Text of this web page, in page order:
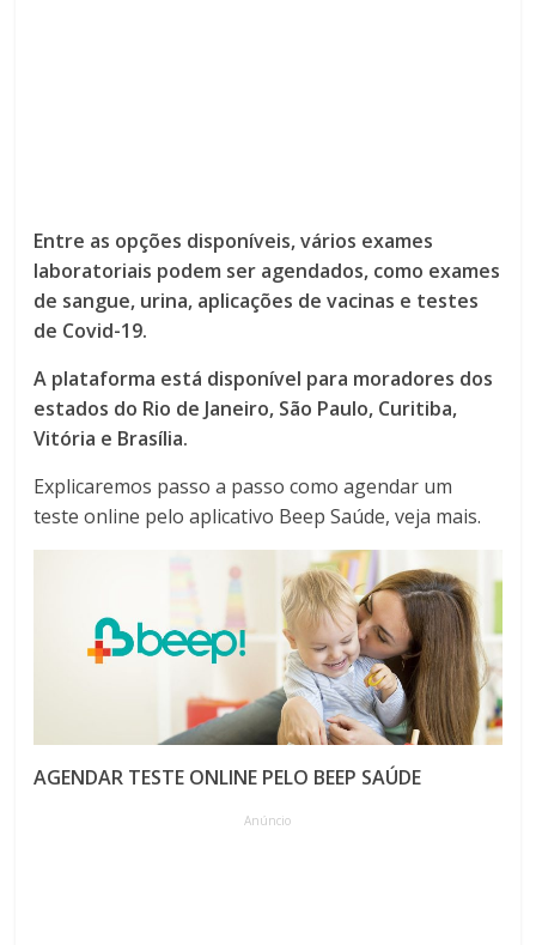
Entre as opções disponíveis, vários exames
laboratoriais podem ser agendados, como exames
de sangue, urina, aplicações de vacinas e testes
de Covid-19.
A plataforma está disponível para moradores dos
estados do Rio de Janeiro, São Paulo, Curitiba,
Vitória e Brasília.
Explicaremos passo a passo como agendar um
teste online pelo aplicativo Beep Saúde, veja mais.
AGENDAR TESTE ONLINE PELO BEEP SAÚDE
Anúncio